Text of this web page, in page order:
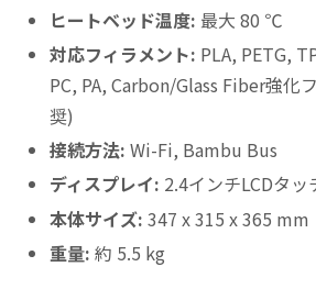
ヒートベッド温度: 最大 80 ℃
対応フィラメント: PLA, PETG,
PC, PA, Carbon/Glass Fiber強化
奨)
接続方法: Wi-Fi, Bambu Bus
ディスプレイ: 2.4インチLCDタッ
本体サイズ: 347 x 315 x 365 mm
重量: 約 5.5 kg